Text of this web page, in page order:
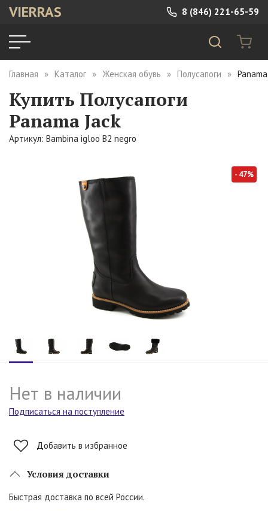
VIERRAS 8 (846) 221-65-59
Главная Каталог Женская обувь Полусапоги
Купить Полусапоги
Panama Jack
Артикул: Bambina igloo B2 negro
- 47%
Нет в наличии
Подписаться на поступление
Добавить в избранное
Условия доставки
Быстрая доставка по всей России.